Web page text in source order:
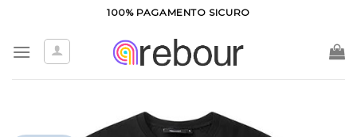
contenuti
100% PAGAMENTO SICURO